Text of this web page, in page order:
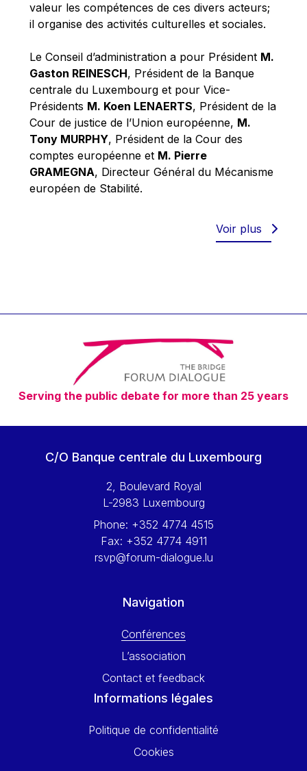
Paolo Mengozzi
Paschal Donohoe
Pat Cox
Patrizia Nanz
Philippe Maystadt
Pierre Gramegna
Richard Pelly
Robert Goebbels
Robert REYNDERS
Timothy Radcliffe
Vaclav Klaus
Vassilios Skouris
Vítor Manuel da Silva Caldeira
Viviane Reding
Walter Hagg
Wolfgang Ketterle
Yossi Beillin
Yves FRANCHET
valeur les compétences de ces divers acteurs;
il organise des activités culturelles et sociales.
Le Conseil d’administration a pour Président M.
Gaston REINESCH, Président de la Banque
centrale du Luxembourg et pour Vice-
Présidents M. Koen LENAERTS, Président de la
Cour de justice de l’Union européenne, M.
Tony MURPHY, Président de la Cour des
comptes européenne et M. Pierre
GRAMEGNA, Directeur Général du Mécanisme
européen de Stabilité.
Voir plus
Serving the public debate for more than 25 years
C/O Banque centrale du Luxembourg
2, Boulevard Royal
L-2983 Luxembourg
Phone: +352 4774 4515
Fax: +352 4774 4911
rsvp@forum-dialogue.lu
Navigation
Conférences
L’association
Contact et feedback
Informations légales
Politique de confidentialité
Cookies